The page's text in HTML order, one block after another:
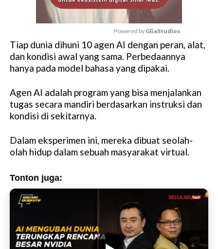
M
u
t
Powered by GliaStudios
Tiap dunia dihuni 10 agen AI dengan peran, alat,
dan kondisi awal yang sama. Perbedaannya
hanya pada model bahasa yang dipakai.
Agen AI adalah program yang bisa menjalankan
tugas secara mandiri berdasarkan instruksi dan
kondisi di sekitarnya.
Dalam eksperimen ini, mereka dibuat seolah-
olah hidup dalam sebuah masyarakat virtual.
Tonton juga: